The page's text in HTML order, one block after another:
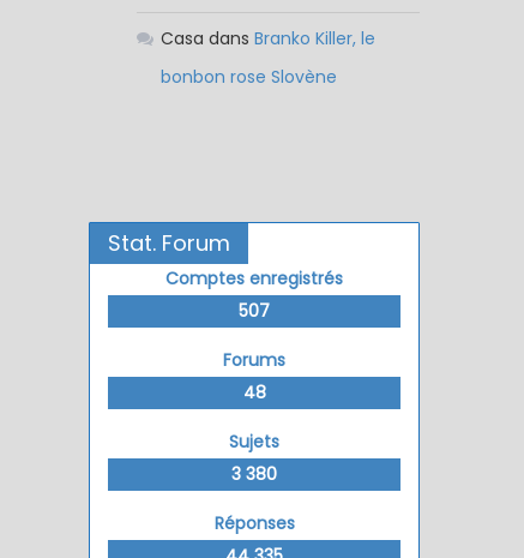
Casa dansBranko Killer, le
bonbon rose Slovène
Stat. Forum
Comptes enregistrés
507
Forums
48
Sujets
3 380
Réponses